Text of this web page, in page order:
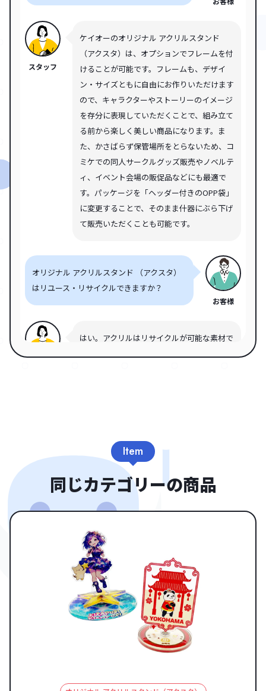
スタッフ
ケイオーのオリジナル アクリルスタンド
（アクスタ）は、オプションでフレームを付
けることが可能です。フレームも、デザイ
ン・サイズともに自由にお作りいただけます
ので、キャラクターやストーリーのイメージ
を存分に表現していただくことで、組み立て
る前から楽しく美しい商品になります。ま
た、かさばらず保管場所をとらないため、コ
ミケでの同人サークルグッズ販売やノベルテ
ィ、イベント会場の販促品などにも最適で
す。パッケージを「ヘッダー付きのOPP袋」
に変更することで、そのまま什器にぶら下げ
て販売いただくことも可能です。
お客様
オリジナル アクリルスタンド （アクスタ）
はリユース・リサイクルできますか？
はい。アクリルはリサイクルが可能な素材で
こちらのアクリルスタンド （アクスタ）の
ようにオリジナル制作できるアクリルスタン
ド・ジオラマグッズはありますか？
はい。ケイオーでは、ブロックタイプのアク
リルを使ったアクリルブロック（キューブ）
や、LEDライト搭載のミニライトアップアク
リルスタンドなどがございます。オリジナル
アクリルスタンド・ジオラマのコーナーより
詳細ご確認いただけますので、ぜひチェック
Item
同じカテゴリーの商品